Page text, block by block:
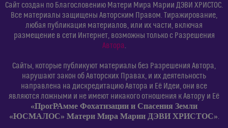
Сайт создан по Благословению Матери Мира Марии ДЭВИ ХРИСТОС.
Все материалы защищены Авторским Правом. Тиражирование,
любая публикация материалов, или их части, включая
размещение в сети Интернет, возможны только с Разрешения
Автора.
Сайты, которые публикуют материалы без Разрешения Автора,
нарушают закон об Авторских Правах, и их деятельность
направлена на дискредитацию Автора и Её Идеи, они все
являются ложными и не имеют никакого отношения к Автору и Её
«ПрогРАмме Фохатизации и Спасения Земли
«ЮСМАЛОС» Матери Мира Марии ДЭВИ ХРИСТОС».